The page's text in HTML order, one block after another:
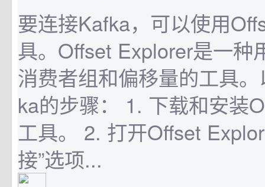
要连接Kafka，可以使用
具。Offset Explorer是一种
消费者组和偏移量的工具
ka的步骤： 1. 下载和安装
工具。 2. 打开Offset
接”选项...